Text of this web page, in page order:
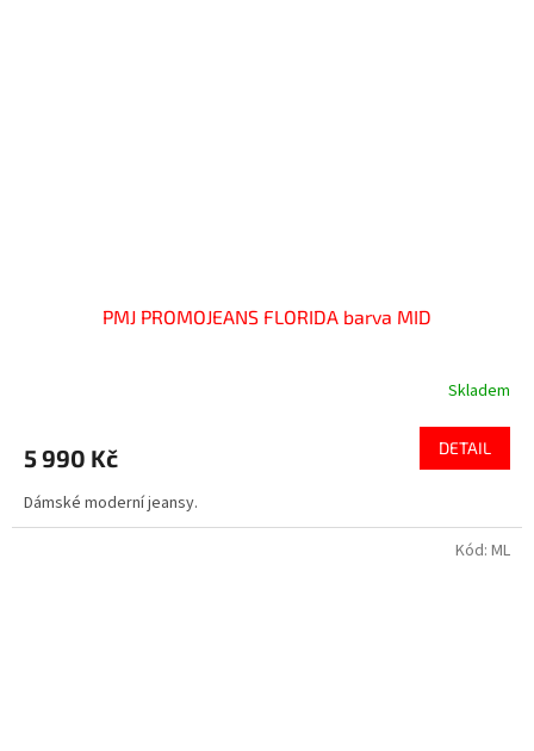
PMJ PROMOJEANS FLORIDA barva MID
Skladem
5 990 Kč DETAIL
Dámské moderní jeansy.
Kód: ML